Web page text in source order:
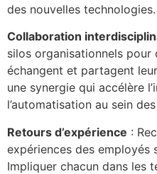
des nouvelles technologies.
Collaboration
silos organisationnels
échangent et partagent
une synergie qui accélère
l’automatisation au sein
Retours d’expérience :
expériences des employés
Impliquer chacun dans les